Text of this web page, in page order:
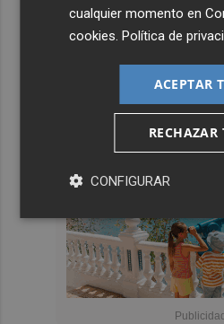
cualquier momento en
cookies .Política de
ACEPTAR
RECHAZAR
CONFIGURAR